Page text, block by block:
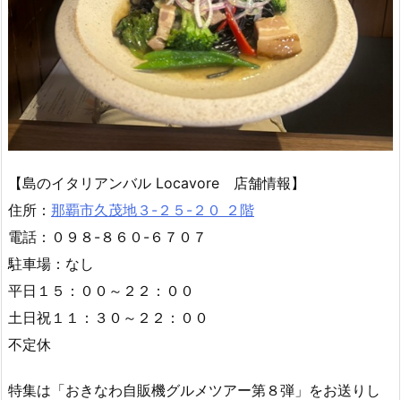
【島のイタリアンバル Locavore 店舗情報】
住所： 那覇市久茂地３-２５-２０ ２階
電話：０９８-８６０-６７０７
駐車場：なし
平日１５：００～２２：００
土日祝１１：３０～２２：００
不定休
特集は「おきなわ自販機グルメツアー第８弾」をお送りし